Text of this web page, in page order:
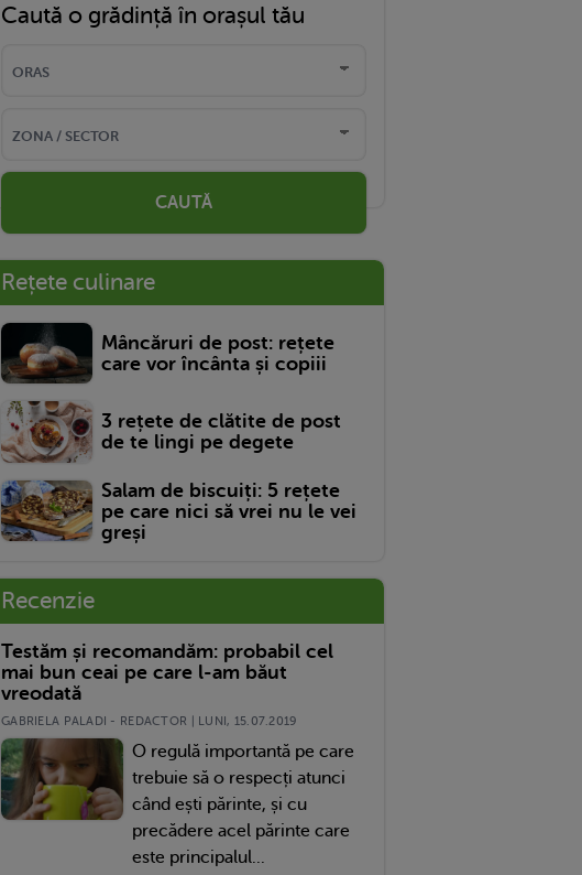
Caută o grădință în orașul tău
CAUTĂ
Rețete culinare
Mâncăruri de post: rețete
care vor încânta și copiii
3 rețete de clătite de post
de te lingi pe degete
Salam de biscuiți: 5 rețete
pe care nici să vrei nu le vei
greși
Recenzie
Testăm și recomandăm: probabil cel
mai bun ceai pe care l-am băut
vreodată
GABRIELA PALADI - REDACTOR | LUNI, 15.07.2019
O regulă importantă pe care
trebuie să o respecți atunci
când ești părinte, și cu
precădere acel părinte care
este principalul...